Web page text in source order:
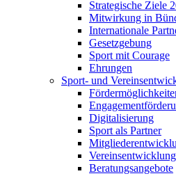
Strategische Ziele
Mitwirkung in
Internationale
Gesetzgebung
Sport mit Courage
Ehrungen
Sport- und
Digitalisierung
Sport als Partner
Vereinsentwicklung
Beratungsangebote